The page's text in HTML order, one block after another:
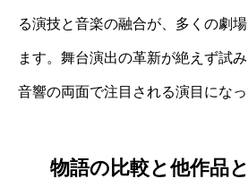
る演技と音楽の融合が、多くの劇
ます。舞台演出の革新が絶えず試
音響の両面で注目される演目になっ
物語の比較と他作品